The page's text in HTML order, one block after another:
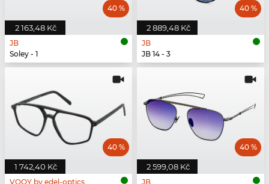
2 163,48 Kč
40 %
JB
Soley - 1
2 889,48 Kč
40 %
JB
JB 14 - 3
1 742,40 Kč
40 %
VOOY by edel-optics
2 599,08 Kč
40 %
JB